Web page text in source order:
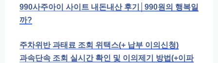
990사주아이 사이트 내돈내산 후기│990원의 행복일
까?
주차위반 과태료 조회 위택스(+ 납부 이의신청)
과속단속 조회 실시간 확인 및 이의제기 방법(+이파